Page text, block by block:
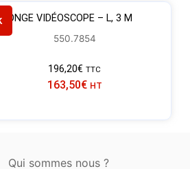
VIDÉOSCOPE – L, 3 M
550.7854
196,20€ TTC
163,50€ HT
Qui sommes nous ?